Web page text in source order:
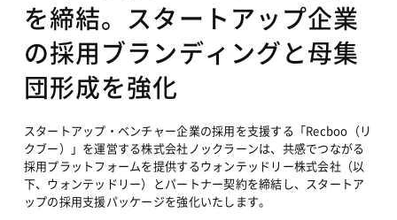
を締結。スタートアップ企業
の採用ブランディングと母集
団形成を強化
スタートアップ・ベンチャー企業の採用を支援する「Recboo（リ
クブー）」を運営する株式会社ノックラーンは、共感でつながる
採用プラットフォームを提供するウォンテッドリー株式会社（以
下、ウォンテッドリー）とパートナー契約を締結し、スタートア
ップの採用支援パッケージを強化いたします。